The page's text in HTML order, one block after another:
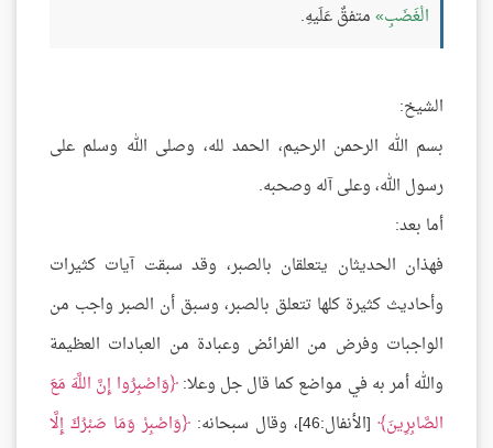
الْغَضَبِ متفقٌ عَلَيهِ.
الشيخ:
بسم الله الرحمن الرحيم، الحمد لله، وصلى الله وسلم على
رسول الله، وعلى آله وصحبه.
أما بعد:
فهذان الحديثان يتعلقان بالصبر، وقد سبقت آيات كثيرات
وأحاديث كثيرة كلها تتعلق بالصبر، وسبق أن الصبر واجب من
الواجبات وفرض من الفرائض وعبادة من العبادات العظيمة
والله أمر به في مواضع كما قال جل وعلا: وَاصْبِرُوا إِنَّ اللَّهَ مَعَ
الصَّابِرِينَ [الأنفال:46]، وقال سبحانه:
وَاصْبِرْ وَمَا صَبْرُكَ إِلَّا